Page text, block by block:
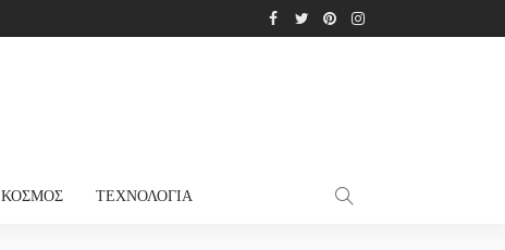
ΚΌΣΜΟΣ ΤΕΧΝΟΛΟΓΊΑ